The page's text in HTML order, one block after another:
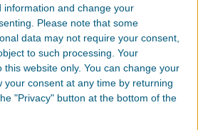
information and change your
Please note that some
data may not require your consent,
to such processing. Your
this website only. You can change your
your consent at any time by returning
"Privacy" button at the bottom of the
将成为TPE材料不断发展的关
用他们久经考验的专业知识与新
部件不仅外观好，而且生产效率
问网站：